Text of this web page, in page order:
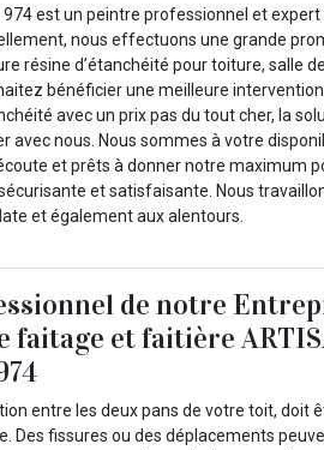
974 est un peintre professionnel et
nous effectuons une grande
résine d’étanchéité pour toiture, salle
bénéficier une meilleure
avec un prix pas du tout cher, la
avec nous. Nous sommes à votre
et prêts à donner notre maximum
et satisfaisante. Nous
et également aux alentours.
de notre
faitage et faitière
entre les deux pans de votre toit, doit
Des fissures ou des déplacements